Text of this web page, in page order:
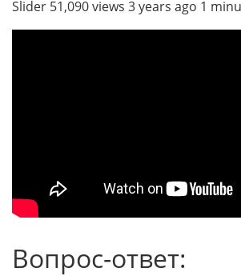
Slider 51,090 views 3 years ago 1
Вопрос-ответ: